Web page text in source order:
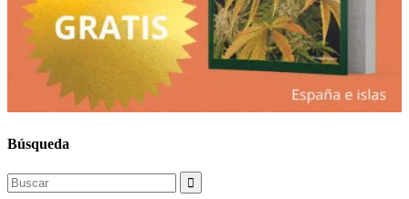
Búsqueda
Search
for: